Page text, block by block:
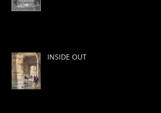
INSIDE OUT